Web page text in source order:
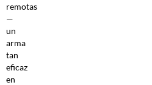
remotas
—
un
arma
tan
eficaz
en